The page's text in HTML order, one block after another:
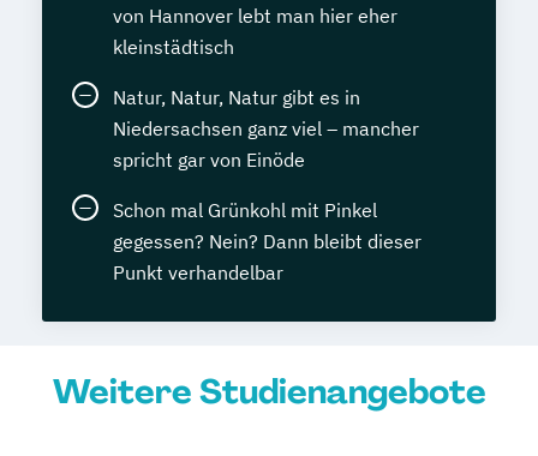
von Hannover lebt man hier eher
kleinstädtisch
Natur, Natur, Natur gibt es in
Niedersachsen ganz viel – mancher
spricht gar von Einöde
Schon mal Grünkohl mit Pinkel
gegessen? Nein? Dann bleibt dieser
Punkt verhandelbar
Weitere Studienangebote